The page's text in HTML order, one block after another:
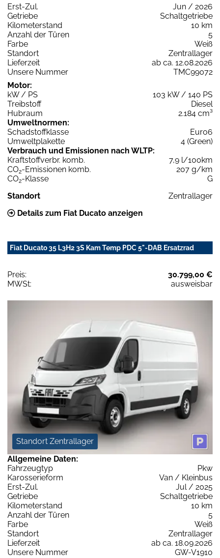
Erst-Zul.
Jun / 2026
Getriebe
Schaltgetriebe
Kilometerstand
10 km
Anzahl der Türen
5
Farbe
Weiß
Standort
Zentrallager
Lieferzeit
ab ca. 12.08.2026
Unsere Nummer
TMC99072
Motor:
kW / PS
103 kW / 140 PS
Treibstoff
Diesel
Hubraum
2.184 cm³
Umweltnormen:
Schadstoffklasse
Euro6
Umweltplakette
4 (Green)
Verbrauch und Emissionen nach WLTP:
Kraftstoffverbr. komb.
7,9 l/100km
CO2-Emissionen komb.
207 g/km
CO2-Klasse
G
Standort
Zentrallager
Details zum Fiat Ducato anzeigen
Fiat Ducato 35 L3H2 3S Kam Temp PDC 5"-DAB Ersatzrad
Preis:
30.799,00 €
MWSt:
ausweisbar
Standort Zentrallager
Allgemeine Daten:
Fahrzeugtyp
Pkw
Karosserieform
Van / Kleinbus
Erst-Zul.
Jul / 2025
Getriebe
Schaltgetriebe
Kilometerstand
10 km
Anzahl der Türen
5
Farbe
Weiß
Standort
Zentrallager
Lieferzeit
ab ca. 18.09.2026
Unsere Nummer
GW-V1910